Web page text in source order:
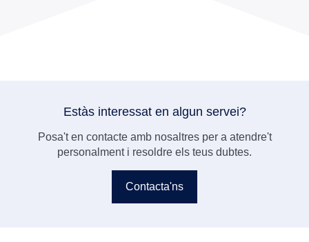
Estàs interessat en algun servei?
Posa't en contacte amb nosaltres per a atendre't
personalment i resoldre els teus dubtes.
Contacta'ns